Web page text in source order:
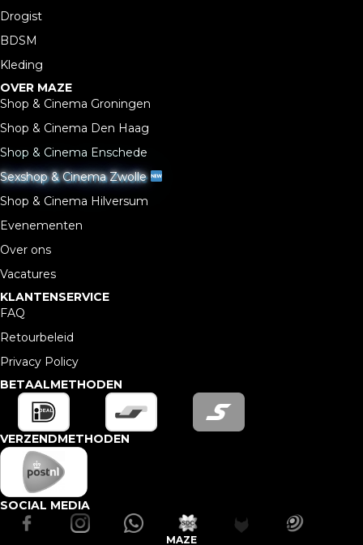
Drogist
BDSM
Kleding
OVER MAZE
Shop & Cinema Groningen
Shop & Cinema Den Haag
Shop & Cinema Enschede
Sexshop & Cinema Zwolle
Shop & Cinema Hilversum
Evenementen
Over ons
Vacatures
KLANTENSERVICE
FAQ
Retourbeleid
Privacy Policy
BETAALMETHODEN
VERZENDMETHODEN
SOCIAL MEDIA
MAZE